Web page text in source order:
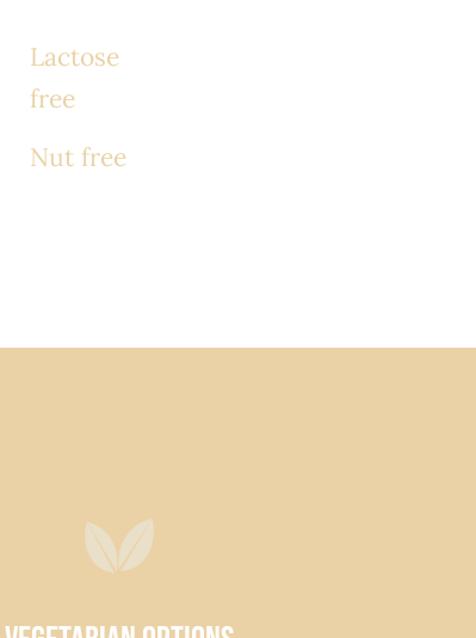
Lactose
free
Nut free